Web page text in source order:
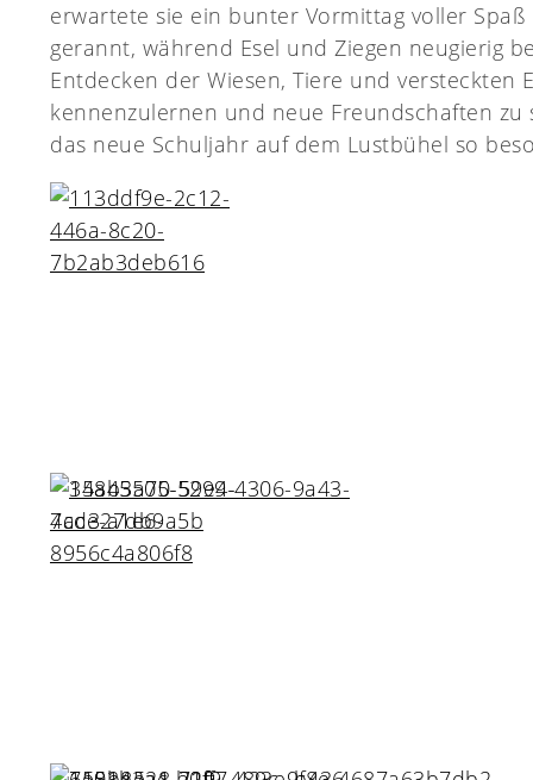
erwartete sie ein bunter Vormittag voller
gerannt, während Esel und Ziegen neugierig
Entdecken der Wiesen, Tiere und versteckten
kennenzulernen und neue Freundschaften
das neue Schuljahr auf dem Lustbühel so